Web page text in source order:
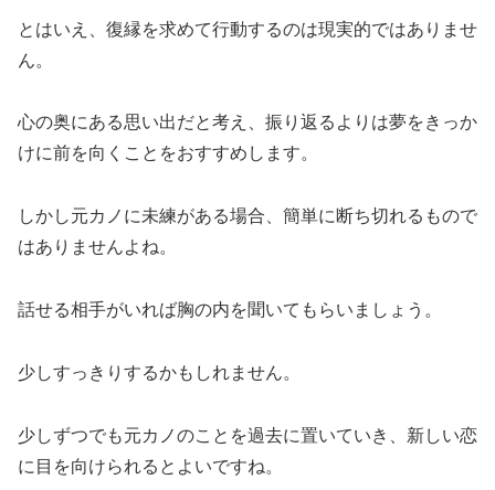
とはいえ、復縁を求めて行動するのは現実的ではありませ
ん。
心の奥にある思い出だと考え、振り返るよりは夢をきっか
けに前を向くことをおすすめします。
しかし元カノに未練がある場合、簡単に断ち切れるもので
はありませんよね。
話せる相手がいれば胸の内を聞いてもらいましょう。
少しすっきりするかもしれません。
少しずつでも元カノのことを過去に置いていき、新しい恋
に目を向けられるとよいですね。